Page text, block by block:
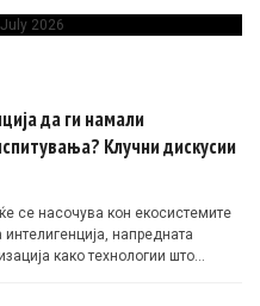
да ги намали
Клучни дискусии
се насочува кон екосистемите
напредната
како технологии што